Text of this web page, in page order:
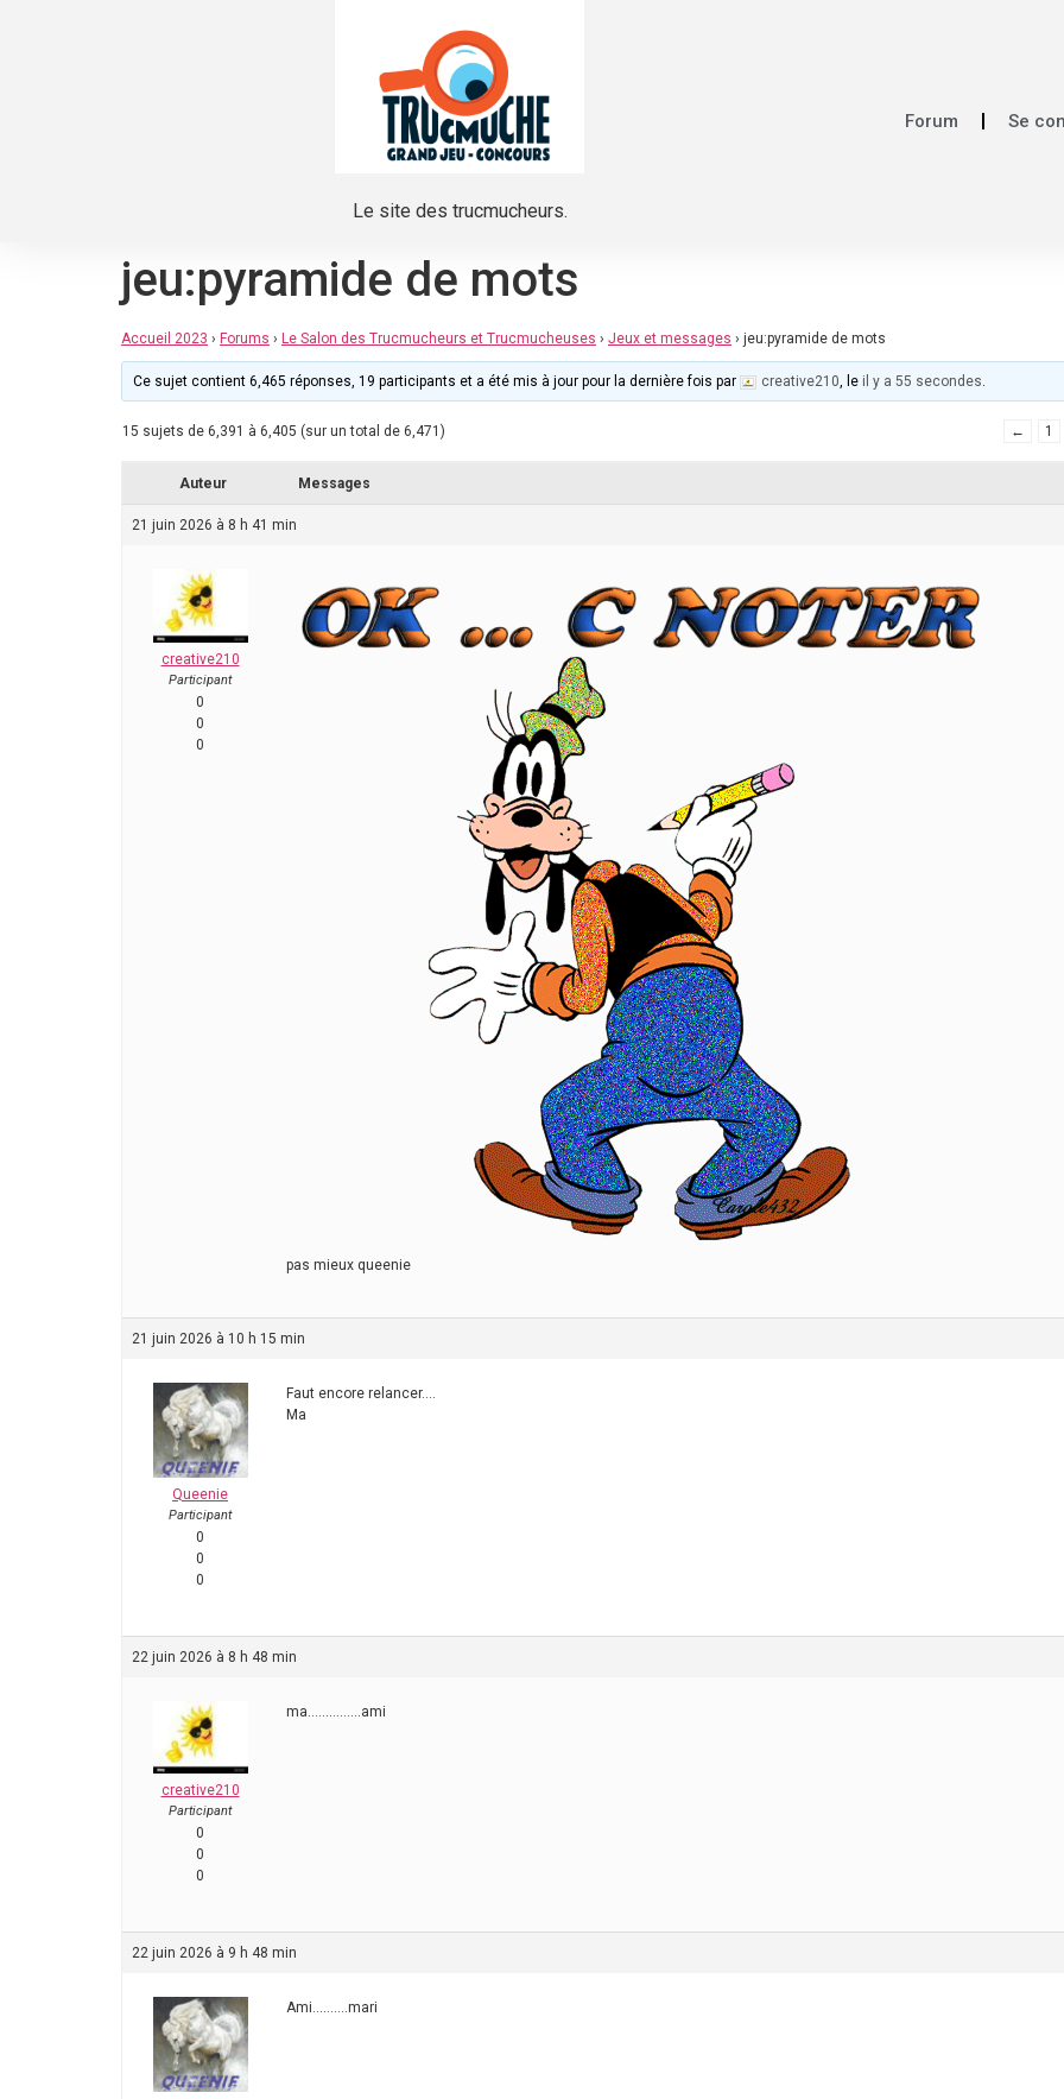
Le site des trucmucheurs.
Forum Se
jeu:pyramide de mots
Accueil 2023 › Forums › Le Salon des Trucmucheurs et Trucmucheuses › Jeux et messages › jeu:pyramide de mots
Ce sujet contient 6,465 réponses, 19 participants et a été mis à jour pour la dernière fois par creative210, le il y a 55 secondes.
15 sujets de 6,391 à 6,405 (sur un total de 6,471) ← 1
Auteur Messages
21 juin 2026 à 8 h 41 min
creative210
Participant
0
0
0
pas mieux queenie
21 juin 2026 à 10 h 15 min
Queenie
Participant
0
0
0
Faut encore relancer….
Ma
22 juin 2026 à 8 h 48 min
creative210
Participant
0
0
0
ma……………ami
22 juin 2026 à 9 h 48 min
Ami……….mari